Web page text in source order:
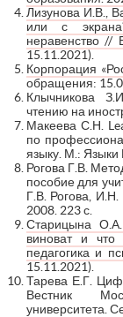
Лизунова И.В.,
или с
неравенство
15.11.2021).
Корпорация
обращения:
Клычникова
чтению на
Макеева С.Н.
по
языку. М.: Языки
Рогова Г.В.
пособие для
Г.В. Рогова,
2008. 223 с.
Старицына
виноват и что
педагогика и
15.11.2021).
Тарева Е.Г.
Вестник
университета.